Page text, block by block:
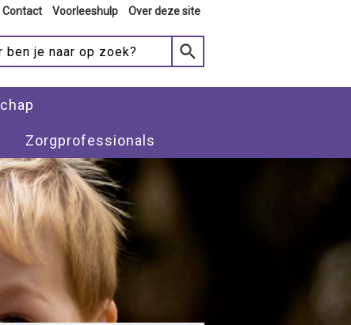
Contact Voorleeshulp Over deze site
Zorgprofessionals